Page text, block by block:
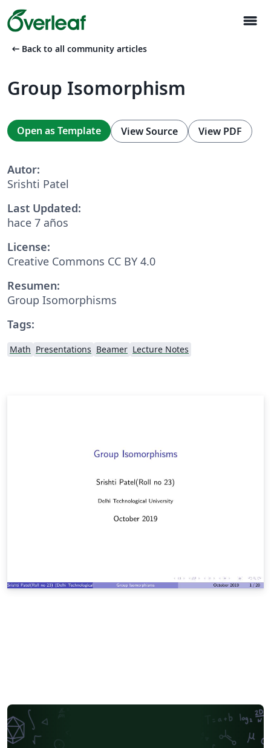
menu
arrow_left_alt Back to all community articles
Group Isomorphism
Open as Template View Source View PDF
Autor:
Srishti Patel
Last Updated:
hace 7 años
License:
Creative Commons CC BY 4.0
Resumen:
Group Isomorphisms
Tags:
Math Presentations Beamer Lecture Notes